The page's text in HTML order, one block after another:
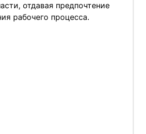
отдавая предпочтение
рабочего процесса.